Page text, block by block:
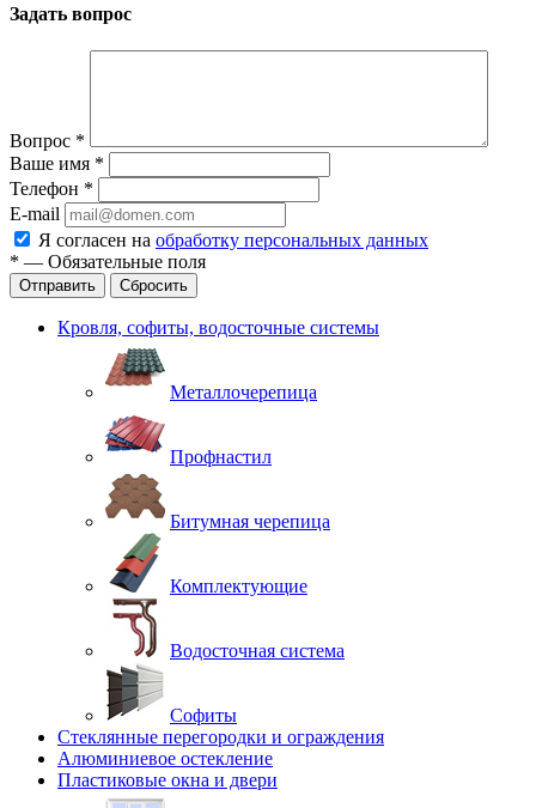
Задать вопрос
Вопрос *
Ваше имя *
Телефон *
E-mail
Я согласен на обработку персональных данных
* — Обязательные поля
Отправить Сбросить
Кровля, софиты, водосточные системы
Металлочерепица
Профнастил
Битумная черепица
Комплектующие
Водосточная система
Софиты
Стеклянные перегородки и ограждения
Алюминиевое остекление
Пластиковые окна и двери